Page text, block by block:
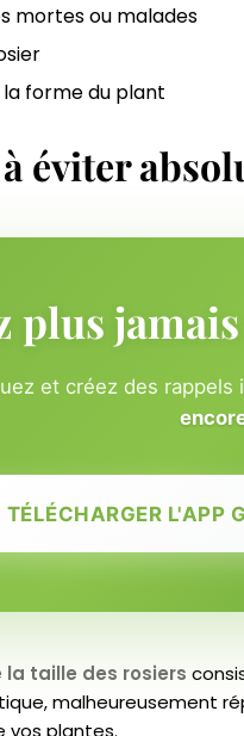
mortes ou malades
forme du plant
éviter
plus
et créez des
TÉLÉCHARGER L'APP
la taille des rosiers
malheureusement
vos plantes.